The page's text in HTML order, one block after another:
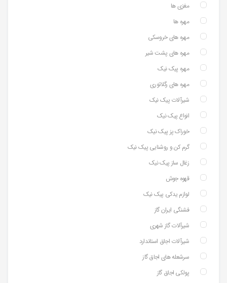
مغزی ها
مهره ها
مهره های خروسکی
مهره های پشت شیر
مهره پیک نیک
مهره های رگلاتوری
شیرآلات پیک نیک
انواع پیک نیک
خوراک پز پیک نیک
گرم کن و روشنایی پیک نیک
زغال ساز پیک نیک
قهوه جوش
لوازم یدکی پیک نیک
فشنگی ایران گاز
شیرآلات گاز شهری
شیرآلات اجاق استاندارد
سرشعله های اجاق گاز
پولکی اجاق گاز